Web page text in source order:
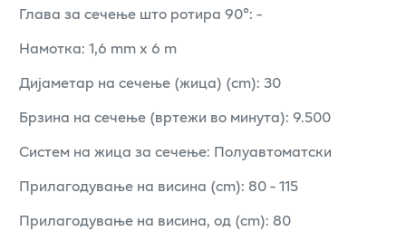
Глава за сечење што ротира 90°: -
Намотка: 1,6 mm x 6 m
Дијаметар на сечење (жица) (cm): 30
Брзина на сечење (вртежи во минута): 9.500
Систем на жица за сечење: Полуавтоматски
Прилагодување на висина (cm): 80 - 115
Прилагодување на висина, од (cm): 80